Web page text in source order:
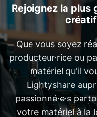
Rejoignez la plus
Que vous soyez
producteur·rice ou
matériel qu'il
Lightyshare
passionné·e·s
votre matériel à la